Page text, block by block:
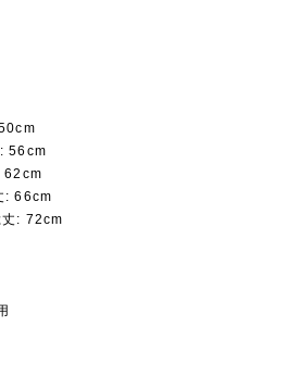
56cm
62cm
: 66cm
: 72cm